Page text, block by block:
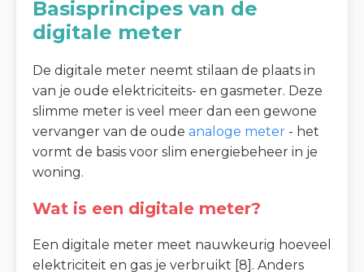
Basisprincipes van de
digitale meter
De digitale meter neemt stilaan de plaats in
van je oude elektriciteits- en gasmeter. Deze
slimme meter is veel meer dan een gewone
vervanger van de oude analoge meter - het
vormt de basis voor slim energiebeheer in je
woning.
Wat is een digitale meter?
Een digitale meter meet nauwkeurig hoeveel
elektriciteit en gas je verbruikt [8]. Anders